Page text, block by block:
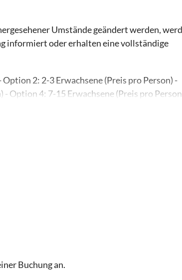
Umstände geändert werden,
informiert oder erhalten eine vollständige
2: 2-3 Erwachsene (Preis pro Person) -
Option 4: 7-15 Erwachsene (Preis pro
und den Abholort mit dem örtlichen
Buchung an.